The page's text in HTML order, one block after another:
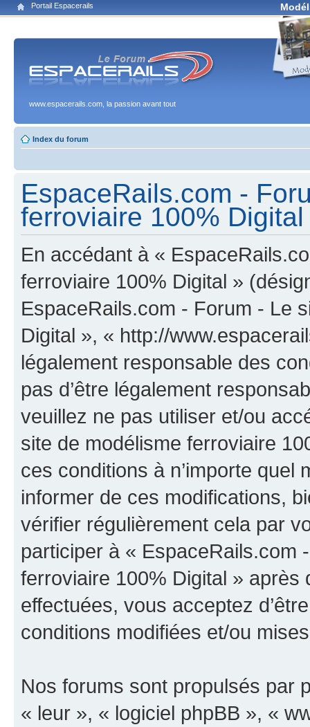
Portail Espacerails
www.espacerails.com, la passion avant tout
Index du forum
EspaceRails.com -
ferroviaire 100%
En accédant à «
ferroviaire 100% Digital »
EspaceRails.com - Forum - Le
Digital », « http://
légalement responsable des
pas d’être légalement
veuillez ne pas utiliser et/ou
site de modélisme ferroviaire
ces conditions à n’importe
informer de ces modifications,
vérifier régulièrement cela par
participer à « EspaceRails.com
ferroviaire 100% Digital » après
effectuées, vous acceptez
conditions modifiées et/ou
Nos forums sont propulsés par
« leur », « logiciel phpBB », «